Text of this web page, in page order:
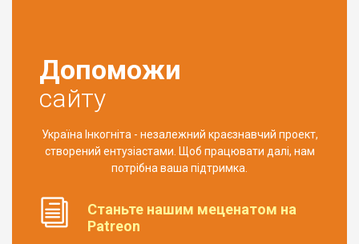
Допоможи
сайту
Україна Інкогніта - незалежний краєзнавчий проект,
створений ентузіастами. Щоб працювати далі, нам
потрібна ваша підтримка.
Станьте нашим меценатом на
Patreon